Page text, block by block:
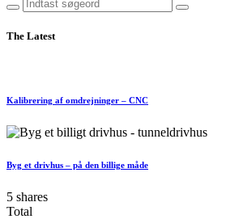
The Latest
Kalibrering af omdrejninger – CNC
Byg et drivhus – på den billige måde
5 shares
Total